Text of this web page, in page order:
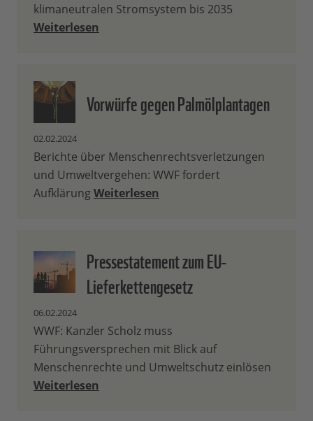
klimaneutralen Stromsystem bis 2035
Weiterlesen
Vorwürfe gegen Palmölplantagen
02.02.2024
Berichte über Menschenrechtsverletzungen
und Umweltvergehen: WWF fordert
AufklärungWeiterlesen
Pressestatement zum EU-
Lieferkettengesetz
06.02.2024
WWF: Kanzler Scholz muss
Führungsversprechen mit Blick auf
Menschenrechte und Umweltschutz einlösen
Weiterlesen